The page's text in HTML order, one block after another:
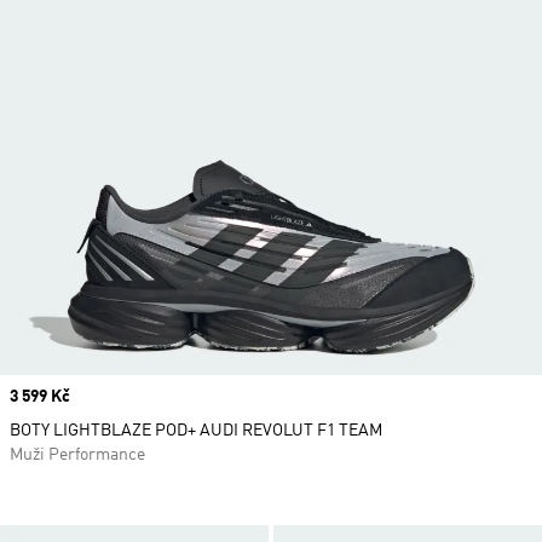
Price
3 599 Kč
BOTY LIGHTBLAZE POD+ AUDI REVOLUT F1 TEAM
Muži Performance